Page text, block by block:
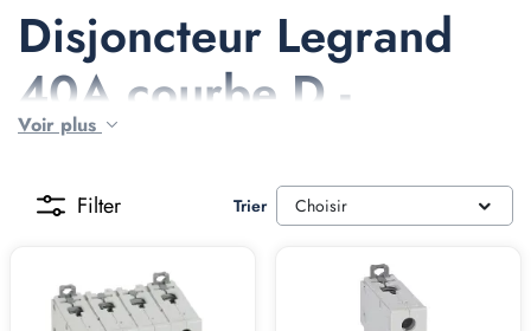
Disjoncteur Legrand
40A courbe D -
Legrand D40
Voir plus
Filter Trier Choisir